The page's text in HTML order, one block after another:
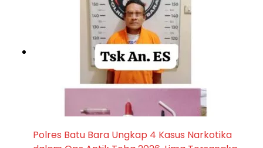
Polres Batu Bara Ungkap 4 Kasus Narkotika